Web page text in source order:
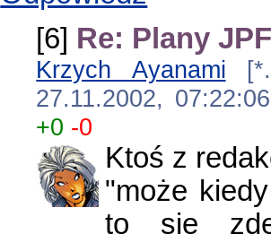
[6] Re: Plany
Krzych Ayanami
27.11.2002,
+0 -0
Ktoś z
"może
to się